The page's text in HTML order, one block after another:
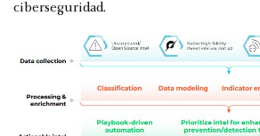
ciberseguridad.